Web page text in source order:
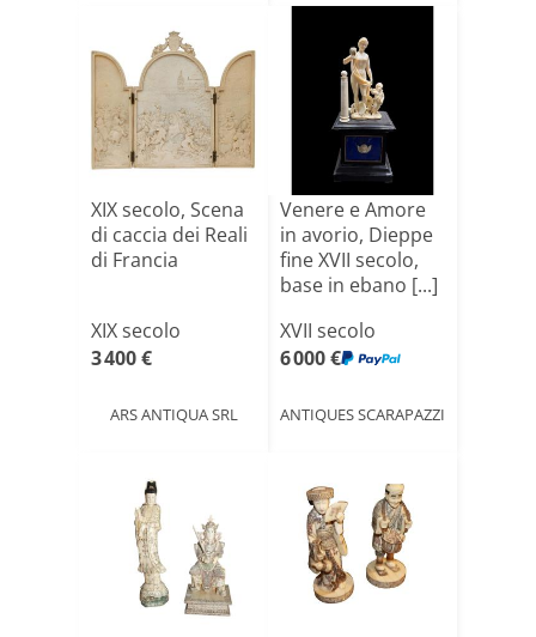
XIX secolo, Scena
di caccia dei Reali
di Francia
XIX secolo
3 400 €
ARS ANTIQUA SRL
Venere e Amore
in avorio, Dieppe
fine XVII secolo,
base in ebano [...]
XVII secolo
6 000 €
ANTIQUES SCARAPAZZI